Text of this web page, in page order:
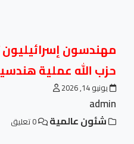
مهندسون
حزب الله عملية
يونيو 14, 2026
admin
شئون عالمية